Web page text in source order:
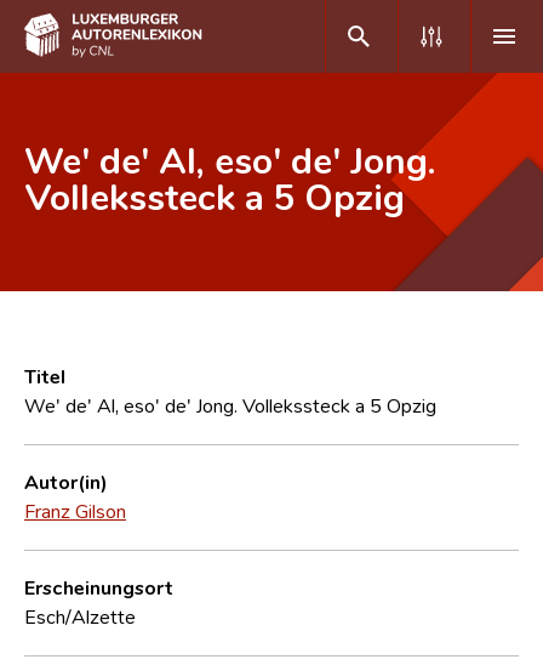
DE FR
Häufige Fragen und Antworten
CNL
Forschungsgruppe
Kontakt
We' de' Al, eso' de' Jong.
Vollekssteck a 5 Opzig
Titel
We' de' Al, eso' de' Jong. Vollekssteck a 5 Opzig
Autor(in)
Franz Gilson
Erscheinungsort
Esch/Alzette